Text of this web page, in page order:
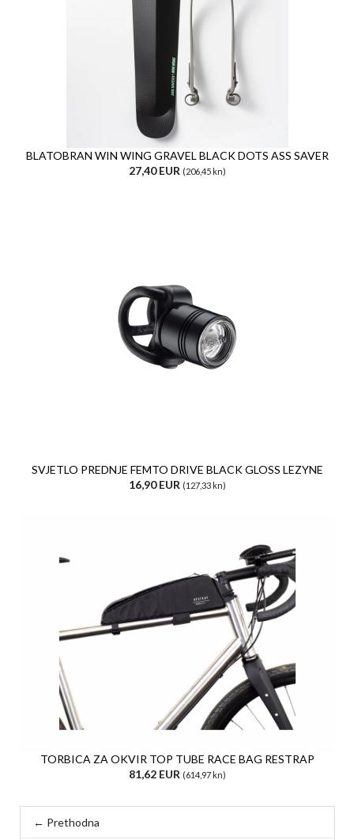
BLATOBRAN WIN WING GRAVEL BLACK DOTS ASS SAVER
27,40 EUR (206,45 kn)
SVJETLO PREDNJE FEMTO DRIVE BLACK GLOSS LEZYNE
16,90 EUR (127,33 kn)
TORBICA ZA OKVIR TOP TUBE RACE BAG RESTRAP
81,62 EUR (614,97 kn)
← Prethodna